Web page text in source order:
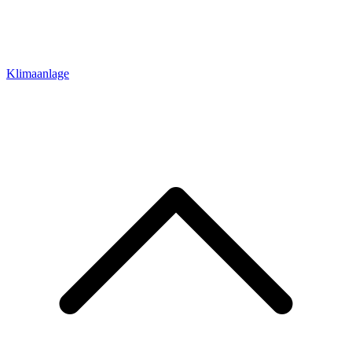
Klimaanlage